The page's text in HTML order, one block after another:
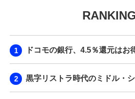
AI JOURNAL
BPaaS JOURNAL
ドコモの銀行、4.5％還元はお
黒字リストラ時代のミドル・